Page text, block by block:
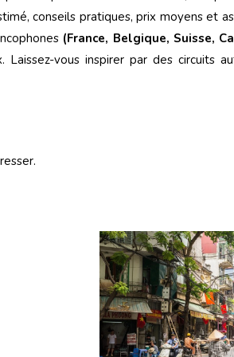
conseils pratiques, prix moyens et
(France, Belgique, Suisse,
vous inspirer par des circuits